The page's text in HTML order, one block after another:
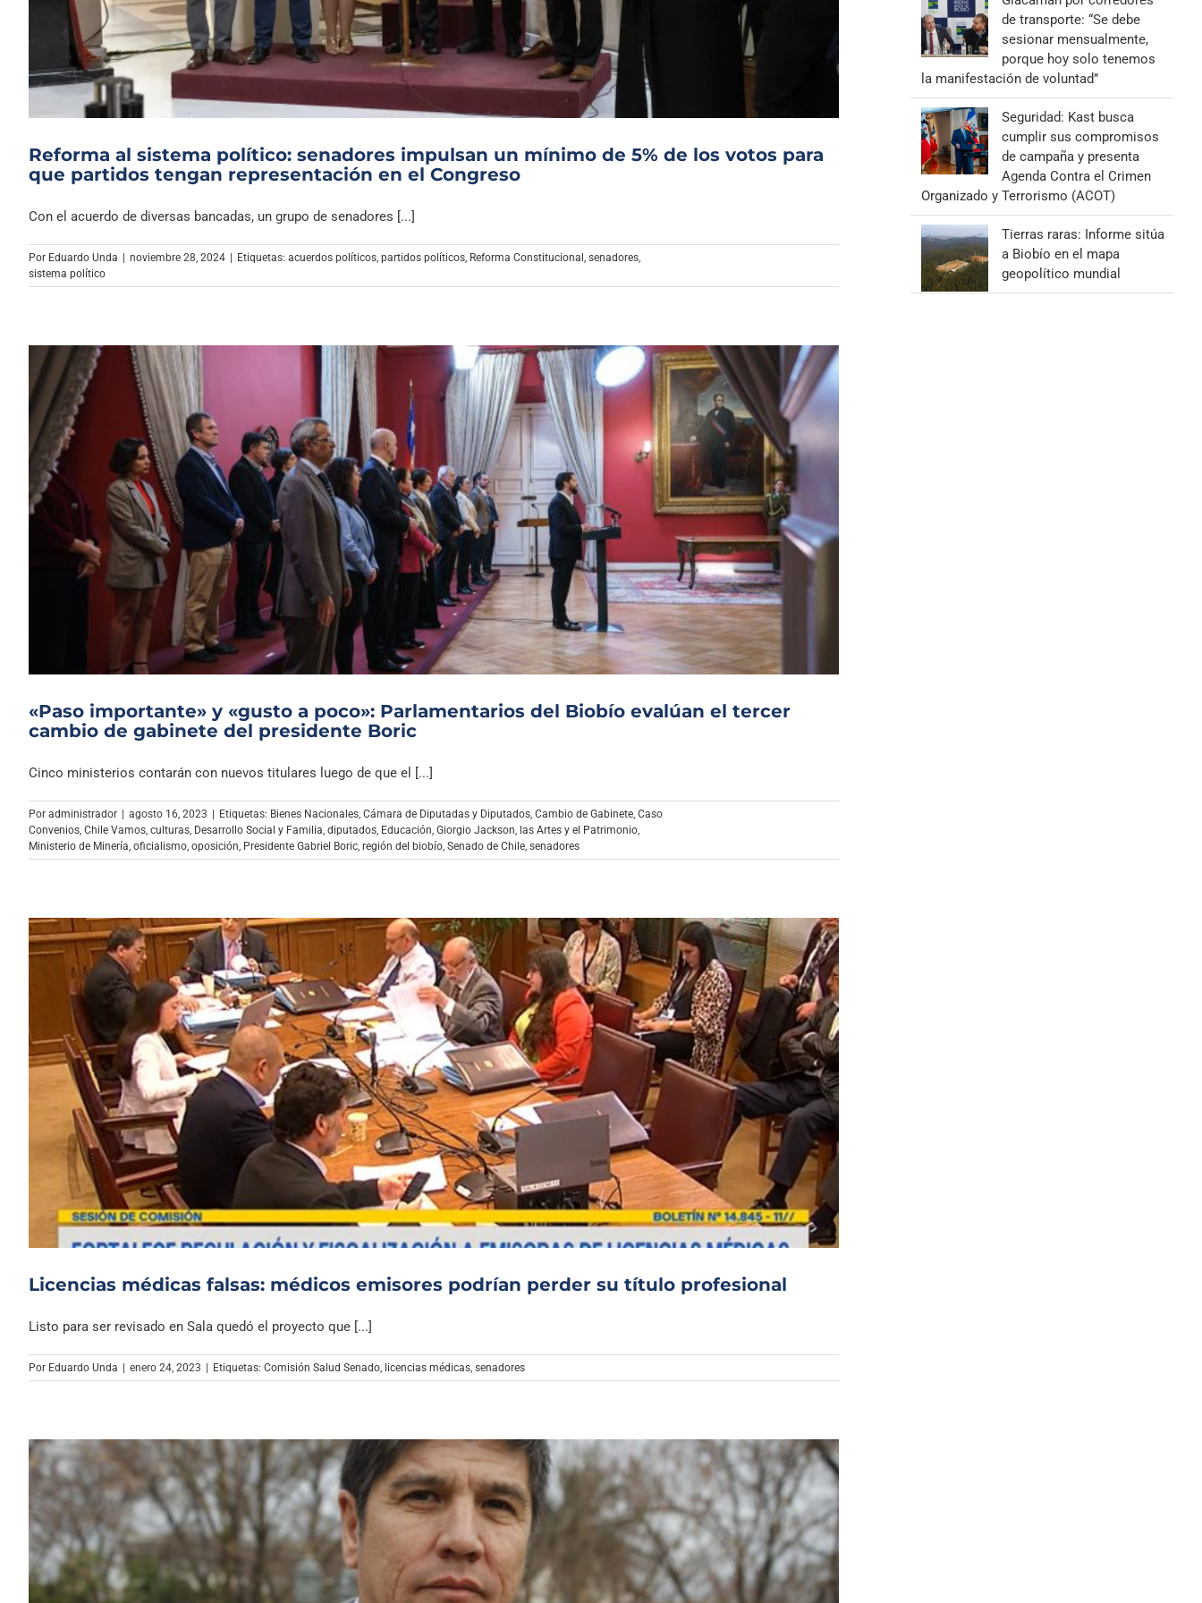
Archivo Sonoro
Reforma al sistema político: senadores impulsan un mínimo de 5% de los votos para
que partidos tengan representación en el Congreso
Con el acuerdo de diversas bancadas, un grupo de senadores [...]
Por Eduardo Unda noviembre 28, 2024 Etiquetas: acuerdos políticos, partidos políticos, Reforma Constitucional , senadores,
sistema político
«Paso importante» y «gusto a poco»: Parlamentarios del Biobío evalúan el tercer
cambio de gabinete del presidente Boric
Cinco ministerios contarán con nuevos titulares luego de que el [...]
Por administrador agosto 16, 2023 Etiquetas: Bienes Nacionales, Cámara de Diputadas y Diputados, Cambio de Gabinete, Caso
Convenios, Chile Vamos, culturas, Desarrollo Social y Familia, diputados, Educación, Giorgio Jackson, las Artes y el Patrimonio,
Ministerio de Minería, oficialismo, oposición, Presidente Gabriel Boric, región del biobío, Senado de Chile, senadores
Licencias médicas falsas: médicos emisores podrían perder su título profesional
Listo para ser revisado en Sala quedó el proyecto que [...]
Por Eduardo Unda | enero 24, 2023 | Etiquetas: Comisión Salud Senado licencias médicas senadores
de transporte: “Se debe
sesionar mensualmente,
porque hoy solo tenemos
la manifestación de voluntad”
Seguridad: Kast busca
cumplir sus compromisos
de campaña y presenta
Agenda Contra el Crimen
Organizado y Terrorismo (ACOT)
Tierras raras: Informe sitúa
a Biobío en el mapa
geopolítico mundial